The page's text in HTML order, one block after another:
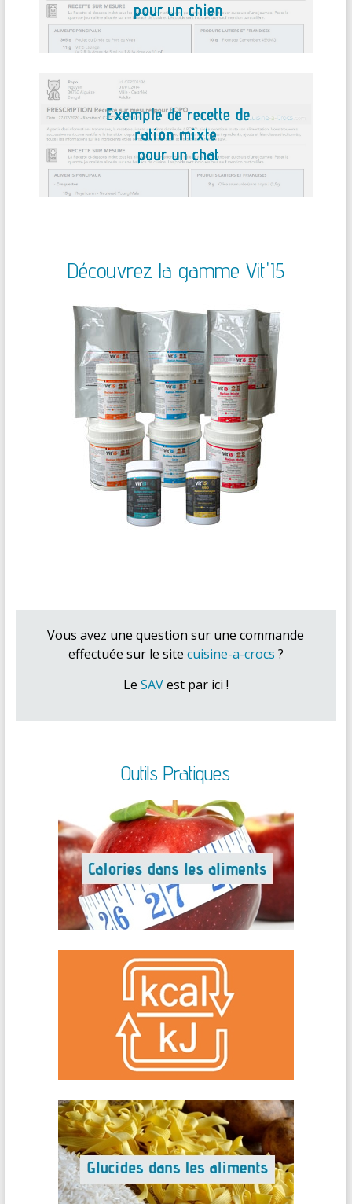
Découvrez la gamme Vit'I5
Vous avez une question sur une commande
effectuée sur le site cuisine-a-crocs ?
Le SAVest par ici !
Outils Pratiques